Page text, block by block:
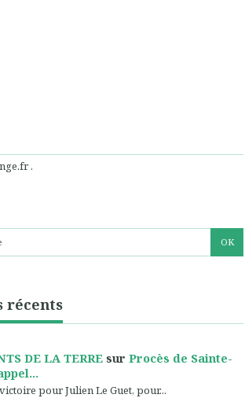
.
récents
DE LA TERRE sur Procès de Sainte-
pour Julien Le Guet, pour...